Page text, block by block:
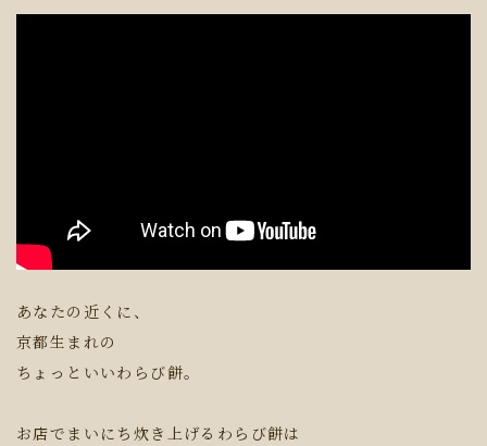
あなたの近くに、
京都生まれの
ちょっといいわらび餅。
お店でまいにち炊き上げるわらび餅は